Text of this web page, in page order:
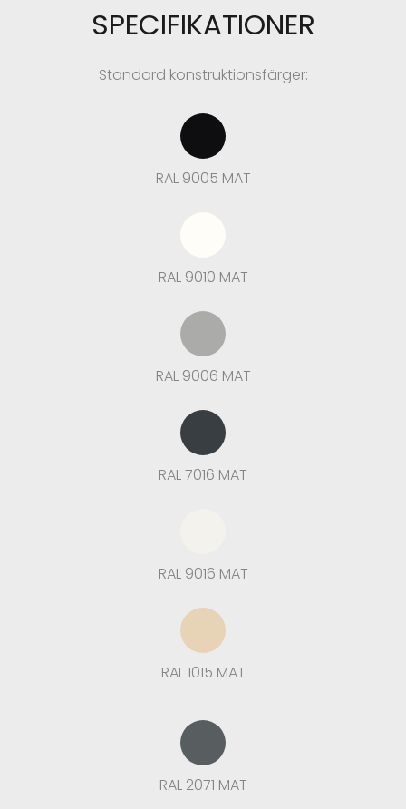
SPECIFIKATIONER
Standard konstruktionsfärger:
RAL 9005 MAT
RAL 9010 MAT
RAL 9006 MAT
RAL 7016 MAT
RAL 9016 MAT
RAL 1015 MAT
RAL 2071 MAT